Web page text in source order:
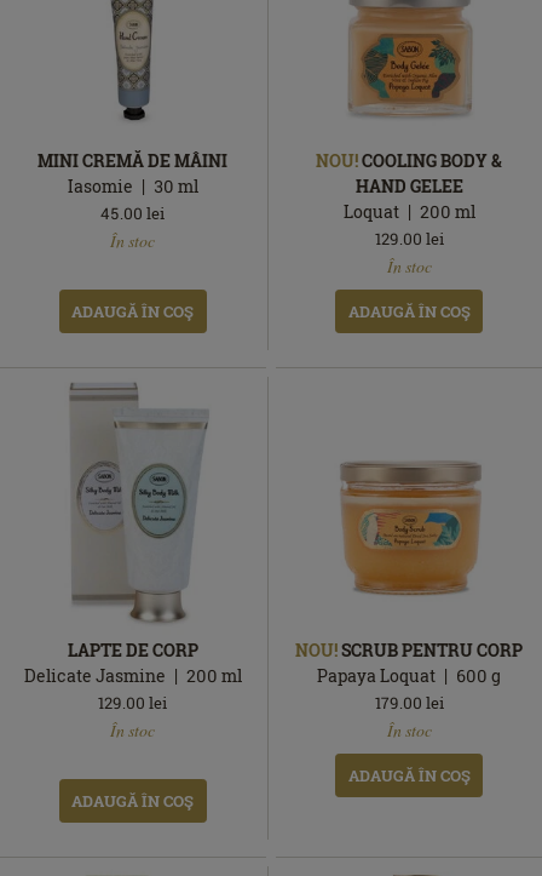
MINI CREMĂ DE MÂINI
Iasomie
30 ml
45.00 lei
În stoc
ADAUGĂ ÎN COŞ
NOU!COOLING BODY &
HAND GELEE
Loquat
200 ml
129.00 lei
În stoc
ADAUGĂ ÎN COŞ
LAPTE DE CORP
Delicate Jasmine
200 ml
129.00 lei
În stoc
ADAUGĂ ÎN COŞ
NOU!SCRUB PENTRU CORP
Papaya Loquat
600g
179.00 lei
În stoc
ADAUGĂ ÎN COŞ